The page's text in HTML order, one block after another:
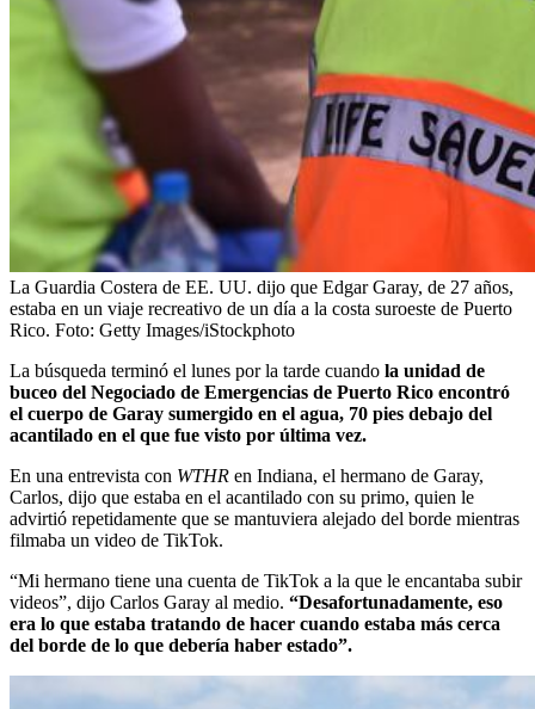
La Guardia Costera de EE. UU. dijo que Edgar Garay, de 27 años,
estaba en un viaje recreativo de un día a la costa suroeste de Puerto
Rico. Foto: Getty Images/iStockphoto
La búsqueda terminó el lunes por la tarde cuando la unidad de
buceo del Negociado de Emergencias de Puerto Rico encontró
el cuerpo de Garay sumergido en el agua, 70 pies debajo del
acantilado en el que fue visto por última vez.
En una entrevista con WTHR en Indiana, el hermano de Garay,
Carlos, dijo que estaba en el acantilado con su primo, quien le
advirtió repetidamente que se mantuviera alejado del borde mientras
filmaba un video de TikTok.
“Mi hermano tiene una cuenta de TikTok a la que le encantaba subir
videos”, dijo Carlos Garay al medio. “Desafortunadamente, eso
era lo que estaba tratando de hacer cuando estaba más cerca
del borde de lo que debería haber estado”.